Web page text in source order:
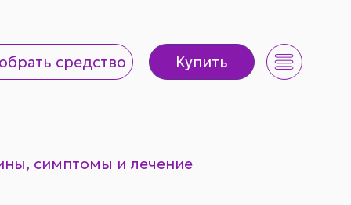
Купить
средство
симптомы и лечение